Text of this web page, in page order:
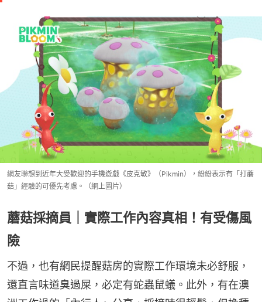
網友聯想到近年大受歡迎的手機遊戲《皮克敏》（Pikmin），紛紛表示有「打蘑
菇」經驗的可優先考慮。（網上圖片）
蘑菇採摘員｜實際工作內容真相！有受傷風
險
不過，也有網民提醒菇房的實際工作環境未必舒服，
還直言味道臭過屎，必定有蛇蟲鼠蟻。此外，有在澳